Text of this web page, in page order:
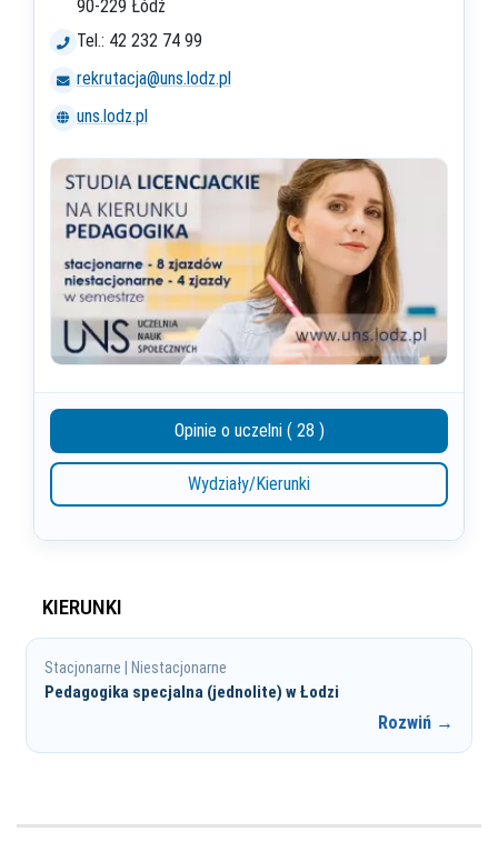
90-229 Łódź
Tel.: 42 232 74 99
rekrutacja@uns.lodz.pl
uns.lodz.pl
Opinie o uczelni ( 28 )
Wydziały/Kierunki
KIERUNKI
Stacjonarne | Niestacjonarne
Pedagogika specjalna (jednolite) w Łodzi
Rozwiń →